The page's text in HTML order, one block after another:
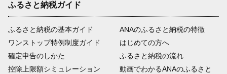
ふるさと納税ガイド
ふるさと納税の基本ガイド
ワンストップ特例制度ガイド
確定申告のしかた
控除上限額シミュレーション
ANAのふるさと納税の特徴
はじめての方へ
ふるさと納税の流れ
動画でわかるANAのふるさと